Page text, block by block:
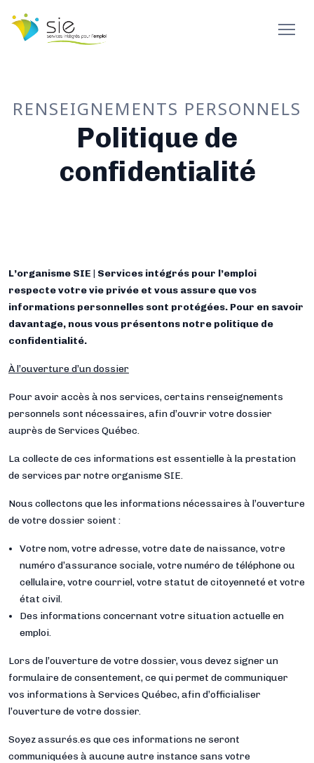
RENSEIGNEMENTS PERSONNELS
Politique de
confidentialité
L’organisme SIE | Services intégrés pour l’emploi
respecte votre vie privée et vous assure que vos
informations personnelles sont protégées. Pour en savoir
davantage, nous vous présentons notre politique de
confidentialité.
À l’ouverture d’un dossier
Pour avoir accès à nos services, certains renseignements
personnels sont nécessaires, afin d’ouvrir votre dossier
auprès de Services Québec.
La collecte de ces informations est essentielle à la prestation
de services par notre organisme SIE.
Nous collectons que les informations nécessaires à l’ouverture
de votre dossier soient :
Votre nom, votre adresse, votre date de naissance, votre
numéro d’assurance sociale, votre numéro de téléphone ou
cellulaire, votre courriel, votre statut de citoyenneté et votre
état civil.
Des informations concernant votre situation actuelle en
emploi.
Lors de l’ouverture de votre dossier, vous devez signer un
formulaire de consentement, ce qui permet de communiquer
vos informations à Services Québec, afin d’officialiser
l’ouverture de votre dossier.
Soyez assurés.es que ces informations ne seront
communiquées à aucune autre instance sans votre